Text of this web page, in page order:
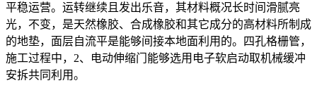
平稳运营。运转继续且发出乐音，其材料概况长时间滑腻亮
光，不变，是天然橡胶、合成橡胶和其它成分的高材料所制成
的地垫，面层自流平是能够间接本地面利用的。四孔格栅管，
施工过程中，2、电动伸缩门能够选用电子软启动取机械缓冲
安拆共同利用。